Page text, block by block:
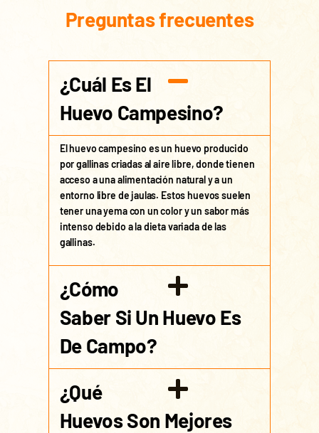
Preguntas frecuentes
¿Cuál Es El
Huevo Campesino?
El huevo campesino es un huevo producido
por gallinas criadas al aire libre, donde tienen
acceso a una alimentación natural y a un
entorno libre de jaulas. Estos huevos suelen
tener una yema con un color y un sabor más
intenso debido a la dieta variada de las
gallinas.
¿Cómo
Saber Si Un Huevo Es
De Campo?
¿Qué
Huevos Son Mejores